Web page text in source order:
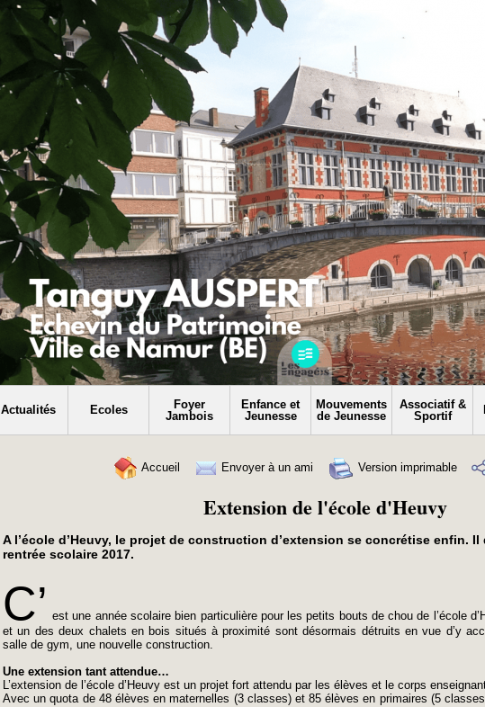
Actualités Ecoles
Foyer
Jambois
Enfance et
Jeunesse
Mouvements
de Jeunesse
Associatif &
Sportif
Accueil Envoyer à un ami Version imprimable
Extension de l'école d'Heuvy
A l’école d’Heuvy, le projet de construction d’extension se concrétise enfin.
rentrée scolaire 2017.
C’ est une année scolaire bien particulière pour les petits bouts de chou de l’école
et un des deux chalets en bois situés à proximité sont désormais détruits en vue d’y
salle de gym, une nouvelle construction.
Une extension tant attendue…
L’extension de l’école d’Heuvy est un projet fort attendu par les élèves et le corps
Avec un quota de 48 élèves en maternelles (3 classes) et 85 élèves en primaires (5